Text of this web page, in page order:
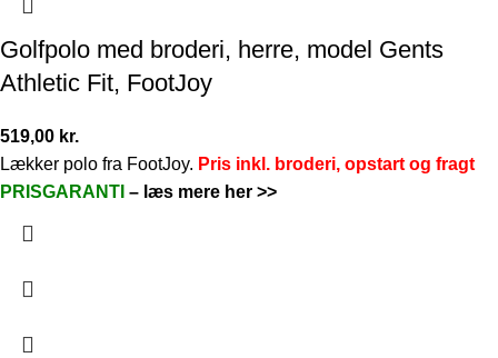
Golfpolo med broderi, herre, model Gents
Athletic Fit, FootJoy
519,00 kr.
Lækker polo fra FootJoy. Pris inkl. broderi, opstart og fragt
PRISGARANTI – læs mere her >>